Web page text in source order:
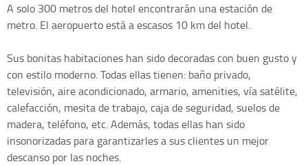
A solo 300 metros del hotel encontrarán una estación de
metro. El aeropuerto está a escasos 10 km del hotel.
Sus bonitas habitaciones han sido decoradas con buen gusto y
con estilo moderno. Todas ellas tienen: baño privado,
televisión, aire acondicionado, armario, amenities, vía satélite,
calefacción, mesita de trabajo, caja de seguridad, suelos de
madera, teléfono, etc. Además, todas ellas han sido
insonorizadas para garantizarles a sus clientes un mejor
descanso por las noches.